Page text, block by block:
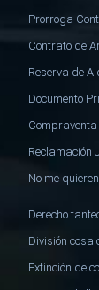
Prorroga
Contrato de
Reserva de
Documento
Reclamación
No me
Derecho
División cosa
Extinción de